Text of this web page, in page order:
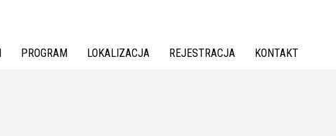
PROGRAM LOKALIZACJA REJESTRACJA KONTAKT